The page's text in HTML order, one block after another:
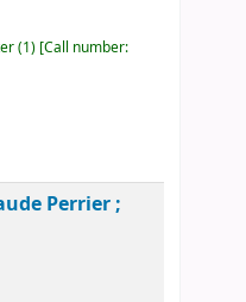
(1) Call number:
Perrier ;